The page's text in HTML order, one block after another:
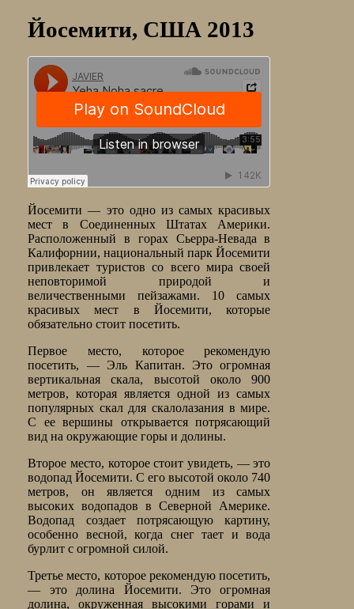
Йосемити, США 2013
Йосемити — это одно из самых красивых
мест в Соединенных Штатах Америки.
Расположенный в горах Сьерра-Невада в
Калифорнии, национальный парк Йосемити
привлекает туристов со всего мира своей
неповторимой природой и
величественными пейзажами. 10 самых
красивых мест в Йосемити, которые
обязательно стоит посетить.
Первое место, которое рекомендую
посетить, — Эль Капитан. Это огромная
вертикальная скала, высотой около 900
метров, которая является одной из самых
популярных скал для скалолазания в мире.
С ее вершины открывается потрясающий
вид на окружающие горы и долины.
Второе место, которое стоит увидеть, — это
водопад Йосемити. С его высотой около 740
метров, он является одним из самых
высоких водопадов в Северной Америке.
Водопад создает потрясающую картину,
особенно весной, когда снег тает и вода
бурлит с огромной силой.
Третье место, которое рекомендую посетить,
— это долина Йосемити. Это огромная
долина, окруженная высокими горами и